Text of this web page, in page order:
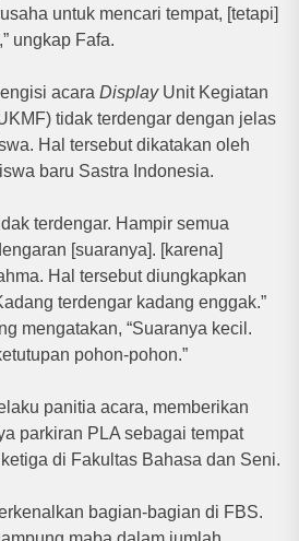
untuk mencari tempat, [tetapi]
ungkap Fafa.
acara Display Unit Kegiatan
tidak terdengar dengan jelas
Hal tersebut dikatakan oleh
baru Sastra Indonesia.
terdengar. Hampir semua
[suaranya]. [karena]
Hal tersebut diungkapkan
terdengar kadang enggak.”
mengatakan, “Suaranya kecil.
pohon-pohon.”
panitia acara, memberikan
parkiran PLA sebagai tempat
di Fakultas Bahasa dan Seni.
bagian-bagian di FBS.